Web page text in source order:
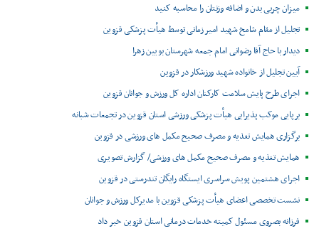
میزان چربی بدن و اضافه وزنتان را محاسبه کنید
تجلیل از مقام شامخ شهید امیر زمانی توسط هیأت پزشکی قزوین
دیدار با حاج آقا رضوانی امام جمعه شهرستان بویین زهرا
آیین تجلیل از خانواده شهید ورزشکار در قزوین
اجرای طرح پایش سلامت کارکنان اداره کل ورزش و جوانان قزوین
برپایی موکب پذیرایی هیأت پزشکی ورزشی استان قزوین در تجمعات شبانه
برگزاری همایش تغذیه و مصرف صحیح مکمل های ورزشی در قزوین
همایش تغذیه و مصرف صحیح مکمل های ورزشی/ گزارش تصویری
اجرای هشتمین پویش سراسری ایستگاه رایگان تندرستی در قزوین
نشست تخصصی اعضای هیأت پزشکی قزوین با مدیرکل ورزش و جوانان
فرزانه بصروی مسئول کمیته خدمات درمانی استان قزوین خبر داد